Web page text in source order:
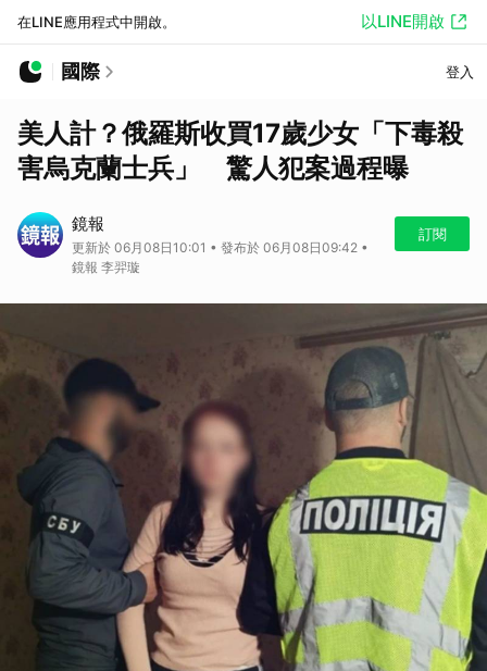
在LINE應用程式中開啟。 以LINE開啟
國際 登入
美人計？俄羅斯收買17歲少女「下毒殺
害烏克蘭士兵」 驚人犯案過程曝
鏡報
更新於 06月08日10:01 • 發布於 06月08日09:42 •
鏡報 李羿璇
訂閱